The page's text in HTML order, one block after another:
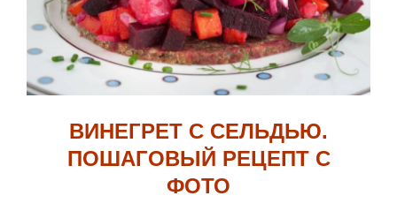
ВИНЕГРЕТ С СЕЛЬДЬЮ.
ПОШАГОВЫЙ РЕЦЕПТ С
ФОТО